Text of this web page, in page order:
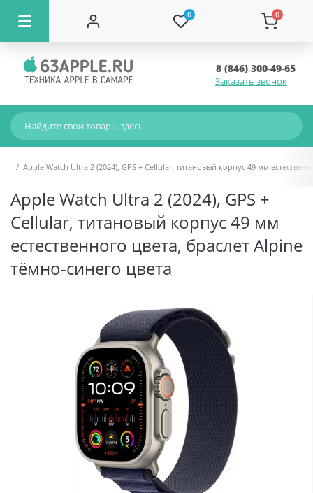
0 0
8 (846) 300-49-65
Заказать звонок
Apple Watch Ultra 2 (2024), GPS + Cellular, титановый корпус 49 мм
Apple Watch Ultra 2 (2024), GPS +
Cellular, титановый корпус 49 мм
естественного цвета, браслет Alpine
тёмно-синего цвета